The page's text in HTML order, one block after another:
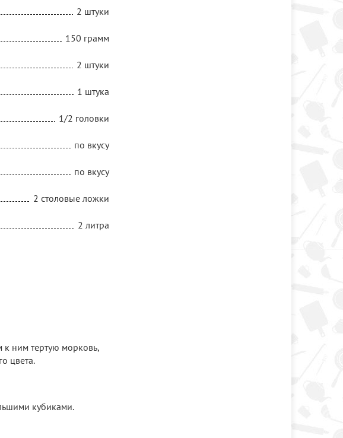
2 штуки
150 грамм
2 штуки
1 штука
1/2 головки
по вкусу
по вкусу
2 столовые ложки
2 литра
ним тертую морковь,
цвета.
кубиками.